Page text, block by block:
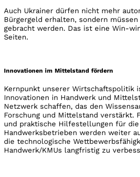
Auch Ukrainer dürfen nicht mehr
Bürgergeld erhalten, sondern
gebracht werden. Das ist eine Win-
Seiten.
Innovationen im Mittelstand fördern
Kernpunkt unserer Wirtschaftspolitik
Innovationen in Handwerk und
Netzwerk schaffen, das den
Forschung und Mittelstand verstärkt.
und praktische Hilfestellungen für
Handwerksbetrieben werden weiter
die technologische
Handwerk/KMUs langfristig zu